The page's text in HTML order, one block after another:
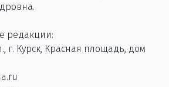
редакции:
г. Курск, Красная площадь, дом